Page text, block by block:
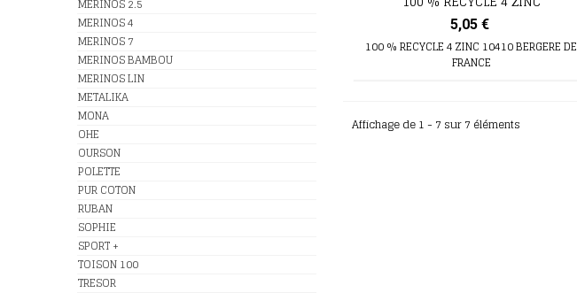
MERINOS 2.5
MERINOS 4
MERINOS 7
MERINOS BAMBOU
MERINOS LIN
METALIKA
MONA
OHE
OURSON
POLETTE
PUR COTON
RUBAN
SOPHIE
SPORT +
TOISON 100
TRESOR
5,05 €
100 % RECYCLE 4 ZINC 10410 BERGERE DE
FRANCE
Affichage de 1 - 7 sur 7 éléments